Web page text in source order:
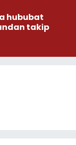
hububat
takip